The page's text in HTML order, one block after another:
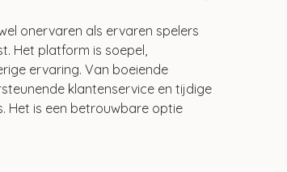
onervaren als ervaren spelers
Het platform is soepel,
ervaring. Van boeiende
klantenservice en tijdige
Het is een betrouwbare optie